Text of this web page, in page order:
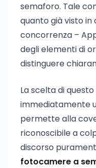
semaforo. Tale
quanto già visto
concorrenza –
degli elementi di
distinguere
La scelta di
immediatamente
permette alla
riconoscibile a
discorso
fotocamere a